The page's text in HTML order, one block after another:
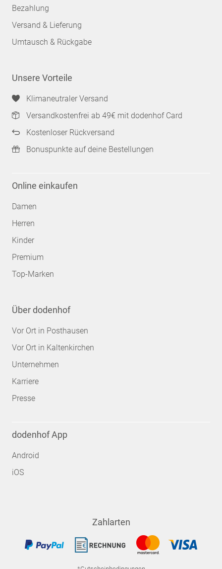
Bezahlung
Versand & Lieferung
Umtausch & Rückgabe
Unsere Vorteile
Klimaneutraler Versand
Versandkostenfrei ab 49€ mit dodenhof Card
Kostenloser Rückversand
Bonuspunkte auf deine Bestellungen
Online einkaufen
Damen
Herren
Kinder
Premium
Top-Marken
Über dodenhof
Vor Ort in Posthausen
Vor Ort in Kaltenkirchen
Unternehmen
Karriere
Presse
dodenhof App
Android
iOS
Zahlarten